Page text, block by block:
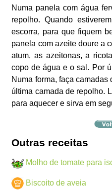
Numa panela com água
repolho. Quando
escorra, para que fiquem
panela com azeite doure a
atum, as azeitonas, a
copo de água e o sal. Por
Numa forma, faça
última camada de repolho.
para aquecer e sirva em
Outras receitas
Molho de tomate para
Biscoito de aveia